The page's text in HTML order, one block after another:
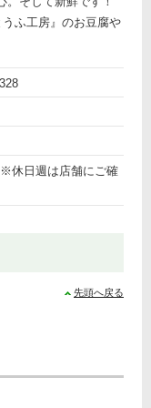
ふ工房』のお豆腐や
休日週は店舗にご確
先頭へ戻る